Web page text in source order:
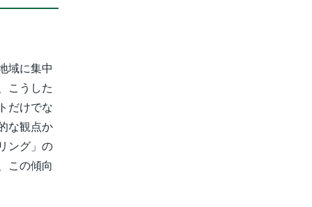
域に集中
こうした
だけでな
な観点か
ング」の
この傾向